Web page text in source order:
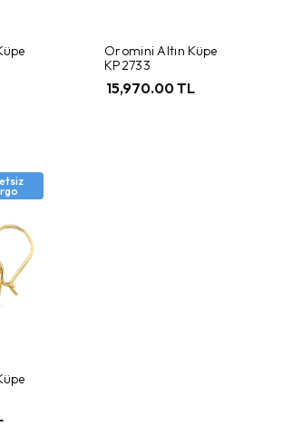
Oromini Altın Küpe
KP2733
15,970.00 TL